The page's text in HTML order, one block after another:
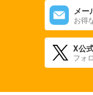
メー
お得
X公
フォ